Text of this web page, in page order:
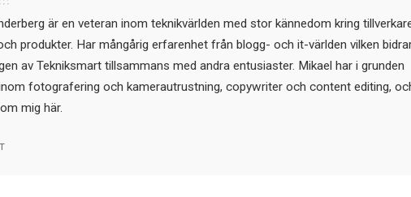
är en veteran inom teknikvärlden med stor kännedom kring
produkter. Har mångårig erfarenhet från blogg- och it-världen vilken
av Tekniksmart tillsammans med andra entusiaster. Mikael har i grunden
fotografering och kamerautrustning, copywriter och content editing, och
mig här.